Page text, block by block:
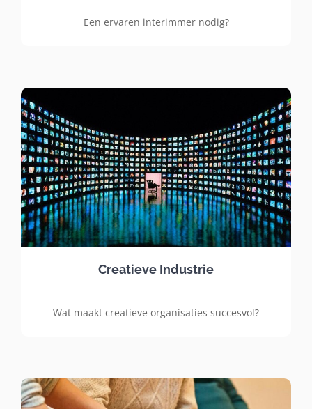
Een ervaren interimmer nodig?
Creatieve Industrie
Wat maakt creatieve organisaties succesvol?